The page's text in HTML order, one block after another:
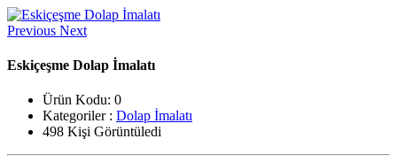
Previous Next
Eskiçeşme Dolap İmalatı
Ürün Kodu: 0
Kategoriler : Dolap İmalatı
498 Kişi Görüntüledi